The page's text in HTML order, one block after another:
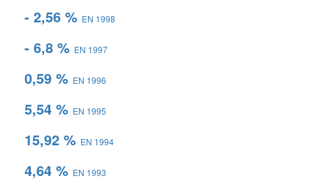
- 2,56 % EN 1998
- 6,8 % EN 1997
0,59 % EN 1996
5,54 % EN 1995
15,92 % EN 1994
4,64 % EN 1993